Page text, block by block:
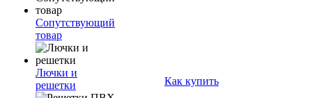
Сопутствующий
товар
Лючки и
решетки
Как купить